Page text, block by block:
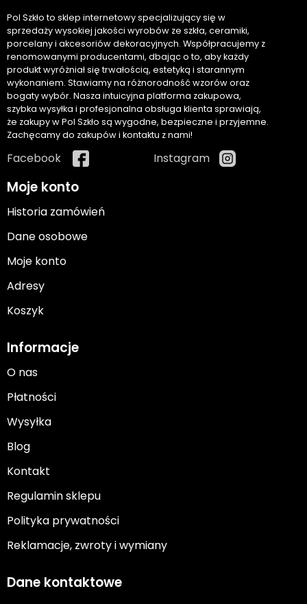
Pol Szkło to sklep internetowy specjalizujący się w
sprzedaży wysokiej jakości wyrobów ze szkła, ceramiki,
porcelany i akcesoriów dekoracyjnych. Współpracujemy z
renomowanymi producentami, dbając o to, aby każdy
produkt wyróżniał się trwałością, estetyką i starannym
wykonaniem. Stawiamy na różnorodność wzorów oraz
bogaty wybór. Nasza intuicyjna platforma zakupowa,
szybka wysyłka i profesjonalna obsługa klienta sprawiają,
że zakupy w Pol Szkło są wygodne, bezpieczne i przyjemne.
Zachęcamy do zakupów i kontaktu z nami!
Facebook Instagram
Moje konto
Historia zamówień
Dane osobowe
Moje konto
Adresy
Koszyk
Informacje
O nas
Płatności
Wysyłka
Blog
Kontakt
Regulamin sklepu
Polityka prywatności
Reklamacje, zwroty i wymiany
Dane kontaktowe